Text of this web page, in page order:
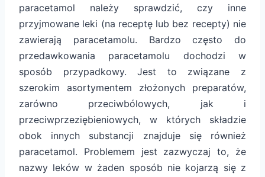
paracetamol należy sprawdzić, czy inne
przyjmowane leki (na receptę lub bez recepty) nie
zawierają paracetamolu. Bardzo często do
przedawkowania paracetamolu dochodzi w
sposób przypadkowy. Jest to związane z
szerokim asortymentem złożonych preparatów,
zarówno przeciwbólowych, jak i
przeciwprzeziębieniowych, w których składzie
obok innych substancji znajduje się również
paracetamol. Problemem jest zazwyczaj to, że
nazwy leków w żaden sposób nie kojarzą się z